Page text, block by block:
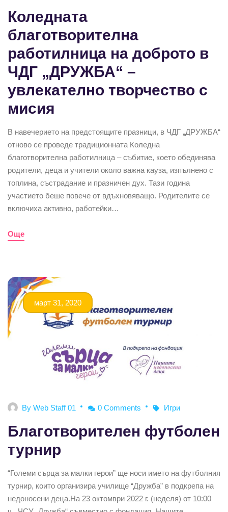
Коледната
благотворителна
работилница на доброто в
ЧДГ „ДРУЖБА“ –
увлекателно творчество с
мисия
В навечерието на предстоящите празници, в ЧДГ „ДРУЖБА“
отново се проведе традиционната Коледна
благотворителна работилница – събитие, което обединява
родители, деца и учители около важна кауза, изпълнено с
топлина, състрадание и празничен дух. Тази година
участието беше повече от вдъхновяващо. Родителите се
включиха активно, работейки…
Още
март 31, 2020
By Web Staff 01 0 Comments Игри
Благотворителен футболен
турнир
“Големи сърца за малки герои” ще носи името на футболния
турнир, които организира училище “Дружба” в подкрепа на
недоносени деца.На 23 октомври 2022 г. (неделя) от 10:00